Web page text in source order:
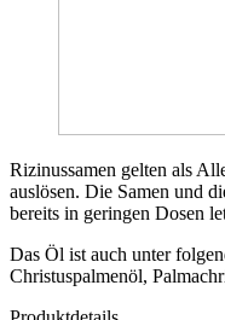
Rizinussamen gelten als
auslösen. Die Samen und
bereits in geringen Dosen
Das Öl ist auch unter
Christuspalmenöl,